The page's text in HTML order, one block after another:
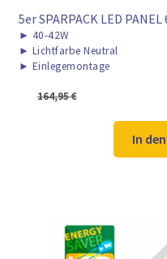
5er SPARPACK LED
► 40-42W
► Lichtfarbe Neutral
► Einlegemontage
164,95€
In